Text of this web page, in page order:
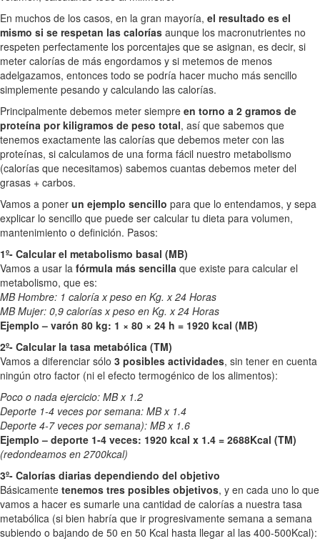
En muchos de los casos, en la gran mayoría, el resultado es el
mismo si se respetan las calorías aunque los macronutrientes no
respeten perfectamente los porcentajes que se asignan, es decir, si
meter calorías de más engordamos y si metemos de menos
adelgazamos, entonces todo se podría hacer mucho más sencillo
simplemente pesando y calculando las calorías.
Principalmente debemos meter siempre en torno a 2 gramos de
proteína por kiligramos de peso total, así que sabemos que
tenemos exactamente las calorías que debemos meter con las
proteínas, si calculamos de una forma fácil nuestro metabolismo
(calorías que necesitamos) sabemos cuantas debemos meter del
grasas + carbos.
Vamos a poner un ejemplo sencillo para que lo entendamos, y sepa
explicar lo sencillo que puede ser calcular tu dieta para volumen,
mantenimiento o definición. Pasos:
1º- Calcular el metabolismo basal (MB)
Vamos a usar la fórmula más sencilla que existe para calcular el
metabolismo, que es:
MB Hombre: 1 caloría x peso en Kg. x 24 Horas
MB Mujer: 0,9 calorías x peso en Kg. x 24 Horas
Ejemplo – varón 80 kg: 1 × 80 × 24 h = 1920 kcal (MB)
2º- Calcular la tasa metabólica (TM)
Vamos a diferenciar sólo 3 posibles actividades, sin tener en cuenta
ningún otro factor (ni el efecto termogénico de los alimentos):
Poco o nada ejercicio: MB x 1.2
Deporte 1-4 veces por semana: MB x 1.4
Deporte 4-7 veces por semana): MB x 1.6
Ejemplo – deporte 1-4 veces: 1920 kcal x 1.4 = 2688Kcal (TM)
(redondeamos en 2700kcal)
3º- Calorías diarias dependiendo del objetivo
Básicamente tenemos tres posibles objetivos, y en cada uno lo que
vamos a hacer es sumarle una cantidad de calorías a nuestra tasa
metabólica (si bien habría que ir progresivamente semana a semana
subiendo o bajando de 50 en 50 Kcal hasta llegar al las 400-500Kcal):